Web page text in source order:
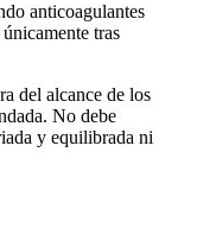
anticoagulantes
tras
del alcance de los
No debe
y equilibrada ni